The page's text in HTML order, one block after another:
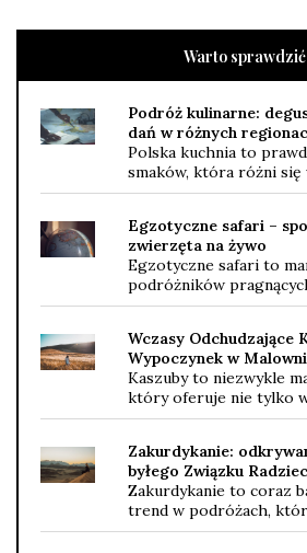
Warto sprawdzić
Podróż kulinarne:
dań w różnych
Polska kuchnia to
smaków, która różni się
Egzotyczne safari –
zwierzęta na żywo
Egzotyczne safari to
podróżników
Wczasy Odchudzające
Wypoczynek w
Kaszuby to niezwykle
który oferuje nie tylko
Zakurdykanie:
byłego Związku
Zakurdykanie to coraz
trend w podróżach,